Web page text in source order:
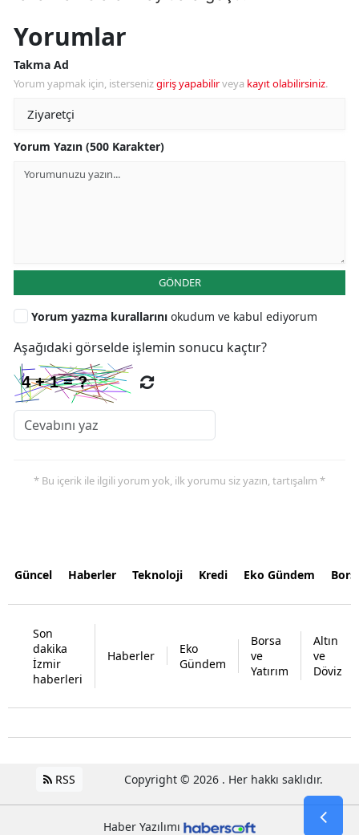
Yorumlar
Takma Ad
Yorum yapmak için, istersenizgiriş yapabilirveya kayıt olabilirsiniz.
Yorum Yazın (500 Karakter)
GÖNDER
Yorum yazma kurallarını okudum ve kabul ediyorum
Aşağıdaki görselde işlemin sonucu kaçtır?
* Bu içerik ile ilgili yorum yok, ilk yorumu siz yazın, tartışalım *
Güncel Haberler Teknoloji Kredi Eko Gündem
Son
dakika
İzmir
haberleri
Haberler
Eko
Gündem
Borsa
ve
Yatırım
Altın
ve
Döviz
RSS Copyright © 2026 . Her hakkı saklıdır.
Haber Yazılımı